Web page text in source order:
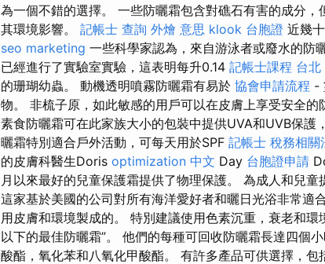
為一個不錯的選擇。 一些防曬霜包含對礁石有害的成分
其環境影響。 記帳士 查詢 外燴 意思 klook 台胞證 近幾
seo marketing 一些科學家認為，來自游泳者或廢水的防
已經進行了實驗室實驗，這表明每升0.14 記帳士課程 台北
的珊瑚幼蟲。 動機透明噴霧防曬霜有易於 協會申請流程 -
物。 非梳子原，如此敏感的用戶可以在皮膚上享受安全的
素食防曬霜可在此家族大小的包裝中提供UVA和UVB保護
曬霜特別適合戶外活動，可每天用於SPF 記帳士 稅務相關
的皮膚科醫生Doris optimization 中文 Day 台胞證申請
月以來最好的兒童保護霜提供了物理保護。 為成人和兒童
這家基於美國的公司對所有海洋愛好者和曬日光浴非常適
用皮膚和環境製成的。 特別建議使用色素沉重，衰老和
以下的最佳防曬霜”。 他們的每種可回收防曬霜長達四個
酸酯，氧化苯和八氧化甲酸酯。 有許多產品可供選擇，